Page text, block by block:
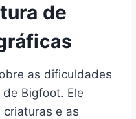
de
as dificuldades
Bigfoot. Ele
e as